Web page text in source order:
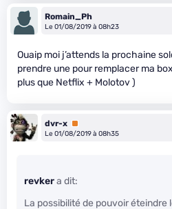
Romain_Ph
Le 01/08/2019 à 08h23
Ouaip moi j’attends la prochaine
prendre une pour remplacer ma
plus que Netflix + Molotov )
dvr-x Premium
Le 01/08/2019 à 08h35
revkera dit:
La possibilité de pouvoir éteindre